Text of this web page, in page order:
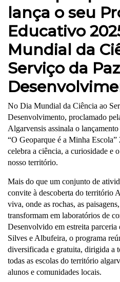
lança o seu
Educativo
Mundial da
Serviço da
No Dia Mundial da Ciência ao
Desenvolvimento, proclamado
Algarvensis assinala o
“O Geoparque é a Minha
celebra a ciência, a curiosidade e
nosso território.
Mais do que um conjunto de
convite à descoberta do território
viva, onde as rochas, as
transformam em laboratórios de
Desenvolvido em estreita
Silves e Albufeira, o programa
diversificada e gratuita, dirigida a
todas as escolas do território
alunos e comunidades locais.